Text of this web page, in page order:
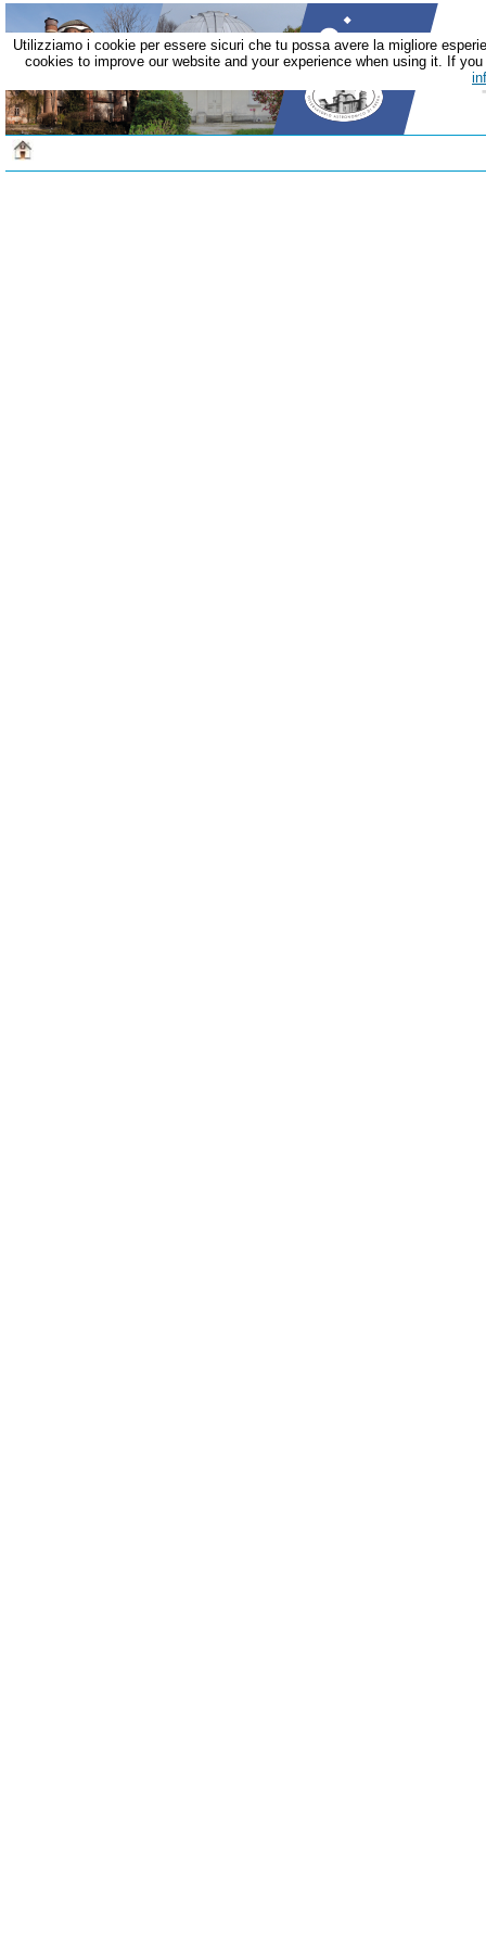
Utilizziamo i cookie per essere sicuri che tu possa avere la migliore
cookies to improve our website and your experience when using it. If